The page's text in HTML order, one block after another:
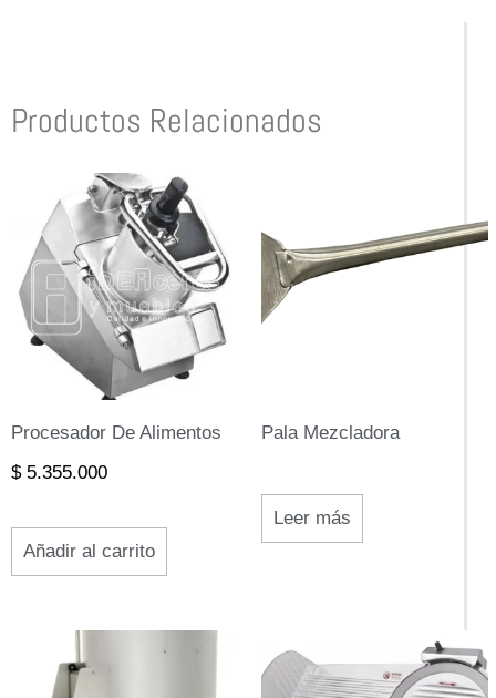
Productos Relacionados
Procesador De Alimentos
$5.355.000
Añadir al carrito
Pala Mezcladora
Leer más
Este